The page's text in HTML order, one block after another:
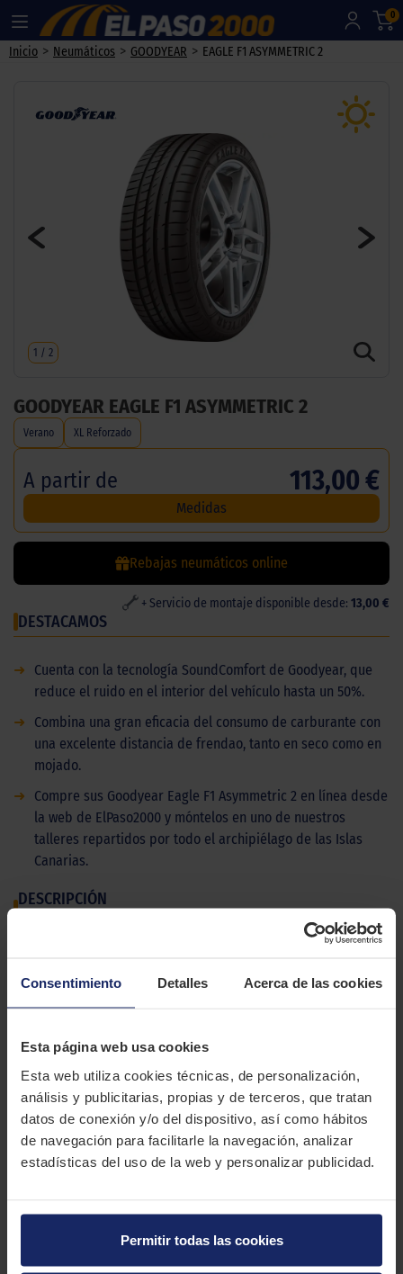
Consentimiento Detalles Acerca de las cookies
Esta página web usa cookies
Esta web utiliza cookies técnicas, de personalización,
análisis y publicitarias, propias y de terceros, que tratan
datos de conexión y/o del dispositivo, así como hábitos
de navegación para facilitarle la navegación, analizar
estadísticas del uso de la web y personalizar publicidad.
Permitir todas las cookies
0
Inicio > Neumáticos > GOODYEAR > EAGLE F1 ASYMMETRIC 2
1 / 2
GOODYEAR EAGLE F1 ASYMMETRIC 2
Verano XL Reforzado
A partir de 113,00 €
Medidas
Rebajas neumáticos online
+ Servicio de montaje disponible desde: 13,00 €
DESTACAMOS
➜
Cuenta con la tecnología SoundComfort de Goodyear, que
reduce el ruido en el interior del vehículo hasta un 50%.
➜
Combina una gran eficacia del consumo de carburante con
una excelente distancia de frendao, tanto en seco como en
mojado.
➜
Compre sus Goodyear Eagle F1 Asymmetric 2 en línea desde
la web de ElPaso2000 y móntelos en uno de nuestros
talleres repartidos por todo el archipiélago de las Islas
Canarias.
DESCRIPCIÓN
automóviles diseñado para ofrecer la mejor distancia de
frenado y seguridad.
CARACTERÍSTICAS TÉCNICAS
Marca
GOODYEAR
Modelo
EAGLE F1 ASYMMETRIC 2
Estación
Verano